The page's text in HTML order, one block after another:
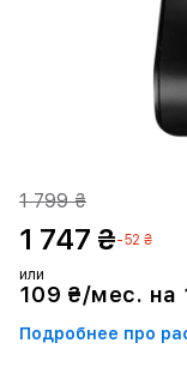
1 799 ₴
1 747 ₴-52 ₴
или
109 ₴/мес. на
Подробнее про